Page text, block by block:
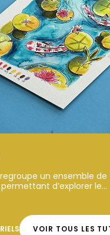
un ensemble
d’explorer le...
VOIR TOUS LES